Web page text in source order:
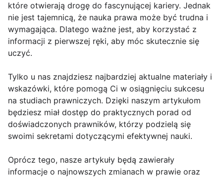
które otwierają drogę do fascynującej kariery. Jednak
nie jest tajemnicą, że nauka prawa może być trudna i
wymagająca. Dlatego ważne jest, aby korzystać z
informacji z pierwszej ręki, aby móc skutecznie się
uczyć.
Tylko u nas znajdziesz najbardziej aktualne materiały i
wskazówki, które pomogą Ci w osiągnięciu sukcesu
na studiach prawniczych. Dzięki naszym artykułom
będziesz miał dostęp do praktycznych porad od
doświadczonych prawników, którzy podzielą się
swoimi sekretami dotyczącymi efektywnej nauki.
Oprócz tego, nasze artykuły będą zawierały
informacje o najnowszych zmianach w prawie oraz